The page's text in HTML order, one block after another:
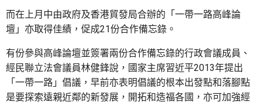
而在上月中由政府及香港貿發局合辦的「一帶一路高峰論
壇」亦取得佳績，促成21份合作備忘錄。
有份參與高峰論壇並簽署兩份合作備忘錄的行政會議成員、
經民聯立法會議員林健鋒說，國家主席習近平2013年提出
「一帶一路」倡議，早前亦表明倡議的根本出發點和落腳點
是要探索遠親近鄰的新發展，開拓和造福各國，亦可加強經